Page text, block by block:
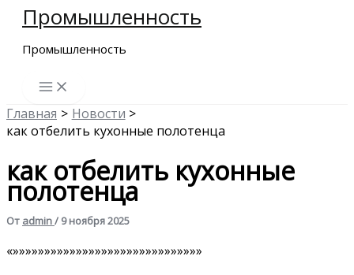
Перейти
содержимому
Промышленность
Промышленность
Главная
Новости
как отбелить кухонные полотенца
как отбелить кухонные
полотенца
От admin/ 9 ноября 2025
«»»»»»»»»»»»»»»»»»»»»»»»»»»»»»»